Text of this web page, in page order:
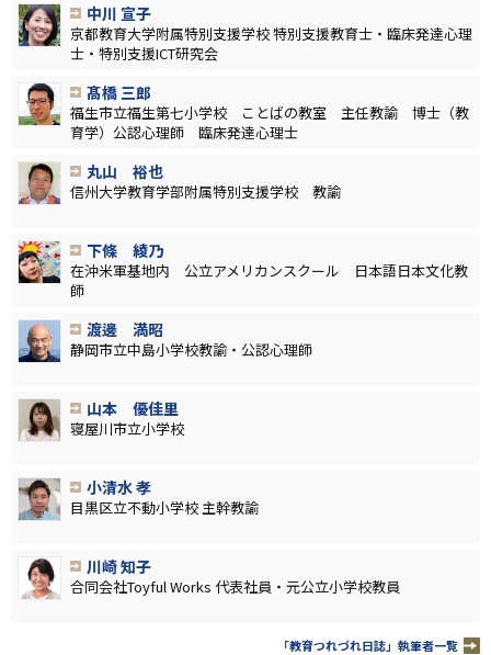
中川 宣子
京都教育大学附属特別支援学校 特別支援教育士・臨床発達心理
士・特別支援ICT研究会
髙橋 三郎
福生市立福生第七小学校 ことばの教室 主任教諭 博士（教
育学）公認心理師 臨床発達心理士
丸山 裕也
信州大学教育学部附属特別支援学校 教諭
下條 綾乃
在沖米軍基地内 公立アメリカンスクール 日本語日本文化教
師
渡邊 満昭
静岡市立中島小学校教諭・公認心理師
山本 優佳里
寝屋川市立小学校
小清水 孝
目黒区立不動小学校 主幹教諭
川崎 知子
合同会社Toyful Works 代表社員・元公立小学校教員
「教育つれづれ日誌」執筆者一覧